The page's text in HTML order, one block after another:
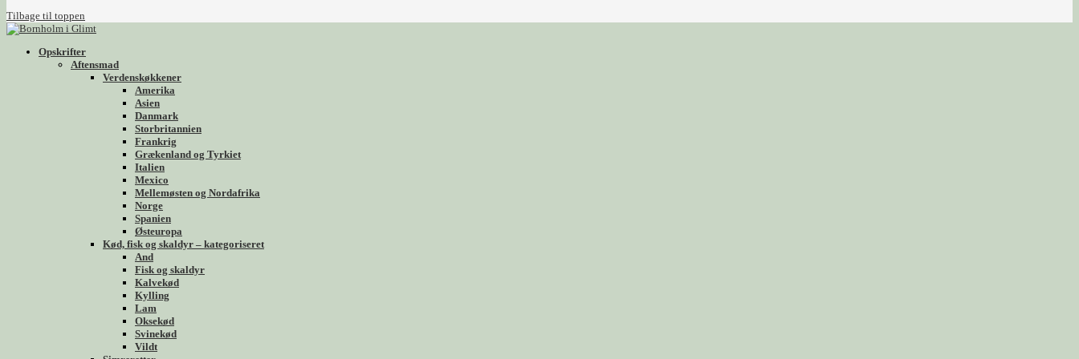
Tilbage til toppen
Opskrifter
Aftensmad
Verdenskøkkener
Amerika
Asien
Danmark
Storbritannien
Frankrig
Grækenland og Tyrkiet
Italien
Mexico
Mellemøsten og Nordafrika
Norge
Spanien
Østeuropa
Kød, fisk og skaldyr – kategoriseret
And
Fisk og skaldyr
Kalvekød
Kylling
Lam
Oksekød
Svinekød
Vildt